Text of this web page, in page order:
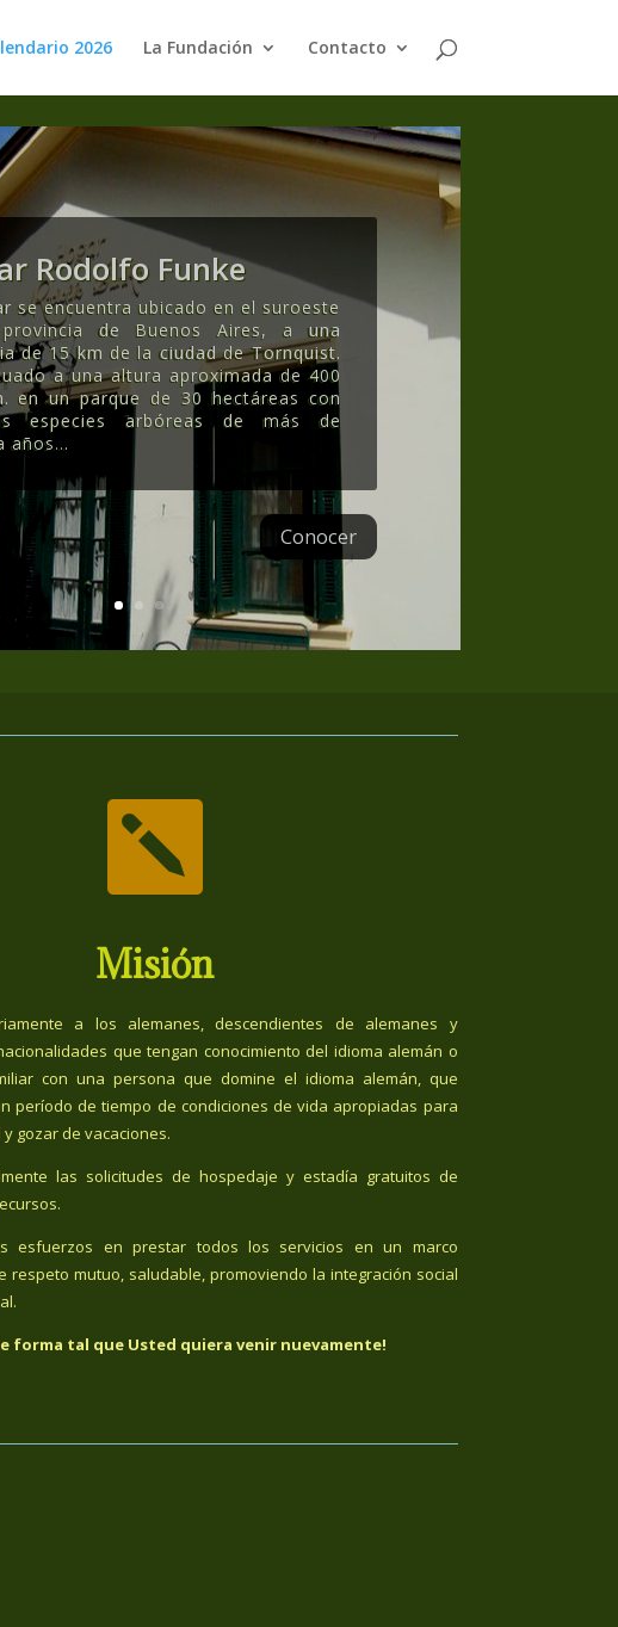
2026 La Fundación Contacto
Rodolfo Funke
se encuentra ubicado en el suroeste
de Buenos Aires, a una
de 15 km de la ciudad de Tornquist.
a una altura aproximada de 400
en un parque de 30 hectáreas con
especies arbóreas de más de
años...
Conocer

Misión
a los alemanes, descendientes de alemanes y
que tengan conocimiento del idioma alemán o
con una persona que domine el idioma alemán, que
período de tiempo de condiciones de vida apropiadas para
gozar de vacaciones.
las solicitudes de hospedaje y estadía gratuitos de
esfuerzos en prestar todos los servicios en un marco
respeto mutuo, saludable, promoviendo la integración social
forma tal que Usted quiera venir nuevamente!